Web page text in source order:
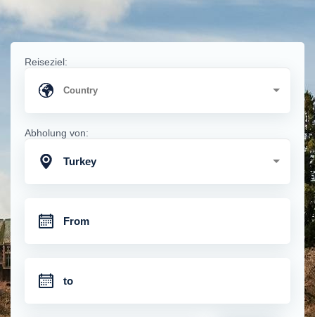
Reiseziel:
Abholung von:
Turkey